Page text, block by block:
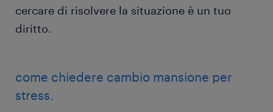
cercare di risolvere la situazione è un tuo
diritto.
come chiedere cambio mansione per
stress.